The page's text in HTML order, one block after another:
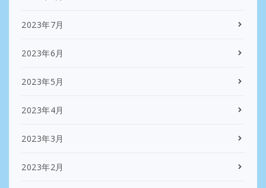
2023年7月
2023年6月
2023年5月
2023年4月
2023年3月
2023年2月